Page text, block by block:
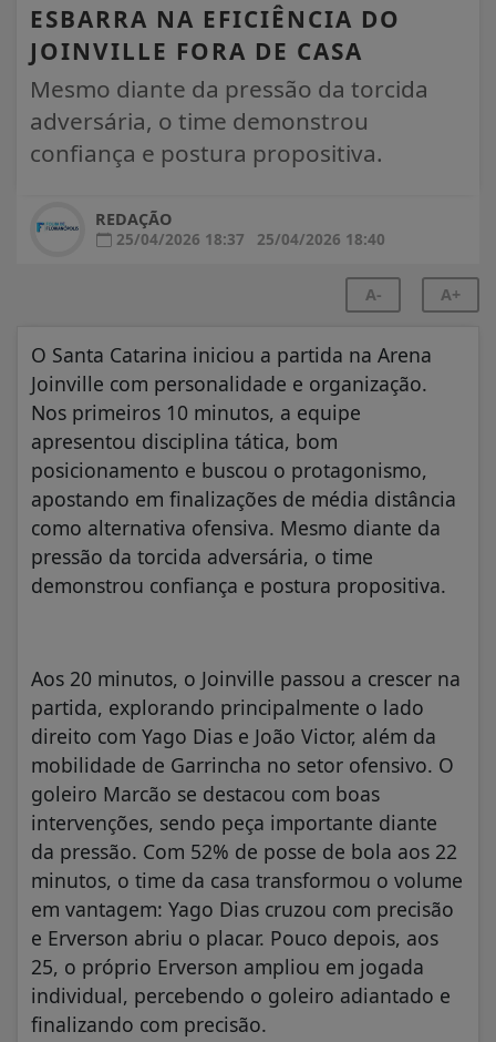
ESBARRA NA EFICIÊNCIA DO
JOINVILLE FORA DE CASA
Mesmo diante da pressão da torcida
adversária, o time demonstrou
confiança e postura propositiva.
REDAÇÃO
25/04/2026 18:37
25/04/2026 18:40
A- A+
O Santa Catarina iniciou a partida na Arena
Joinville com personalidade e organização.
Nos primeiros 10 minutos, a equipe
apresentou disciplina tática, bom
posicionamento e buscou o protagonismo,
apostando em finalizações de média distância
como alternativa ofensiva. Mesmo diante da
pressão da torcida adversária, o time
demonstrou confiança e postura propositiva.
Aos 20 minutos, o Joinville passou a crescer na
partida, explorando principalmente o lado
direito com Yago Dias e João Victor, além da
mobilidade de Garrincha no setor ofensivo. O
goleiro Marcão se destacou com boas
intervenções, sendo peça importante diante
da pressão. Com 52% de posse de bola aos 22
minutos, o time da casa transformou o volume
em vantagem: Yago Dias cruzou com precisão
e Erverson abriu o placar. Pouco depois, aos
25, o próprio Erverson ampliou em jogada
individual, percebendo o goleiro adiantado e
finalizando com precisão.